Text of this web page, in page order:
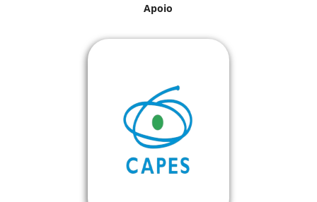
Apoio